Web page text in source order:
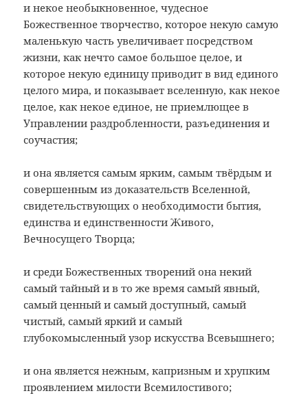
и некое необыкновенное, чудесное
Божественное творчество, которое некую самую
маленькую часть увеличивает посредством
жизни, как нечто самое большое целое, и
которое некую единицу приводит в вид единого
целого мира, и показывает вселенную, как некое
целое, как некое единое, не приемлющее в
Управлении раздробленности, разъединения и
соучастия;
и она является самым ярким, самым твёрдым и
совершенным из доказательств Вселенной,
свидетельствующих о необходимости бытия,
единства и единственности Живого,
Вечносущего Творца;
и среди Божественных творений она некий
самый тайный и в то же время самый явный,
самый ценный и самый доступный, самый
чистый, самый яркий и самый
глубокомысленный узор искусства Всевышнего;
и она является нежным, капризным и хрупким
проявлением милости Всемилостивого;